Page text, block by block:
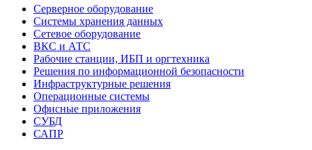
Серверное оборудование
Системы хранения данных
Сетевое оборудование
ВКС и АТС
Рабочие станции, ИБП и оргтехника
Решения по информационной безопасности
Инфраструктурные решения
Операционные системы
Офисные приложения
СУБД
САПР